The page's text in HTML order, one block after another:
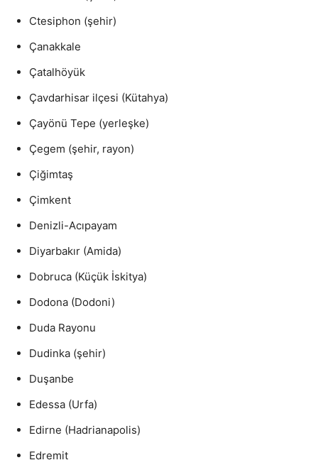
Ctesiphon (şehir)
Çanakkale
Çatalhöyük
Çavdarhisar ilçesi (Kütahya)
Çayönü Tepe (yerleşke)
Çegem (şehir, rayon)
Çiğimtaş
Çimkent
Denizli-Acıpayam
Diyarbakır (Amida)
Dobruca (Küçük İskitya)
Dodona (Dodoni)
Duda Rayonu
Dudinka (şehir)
Duşanbe
Edessa (Urfa)
Edirne (Hadrianapolis)
Edremit